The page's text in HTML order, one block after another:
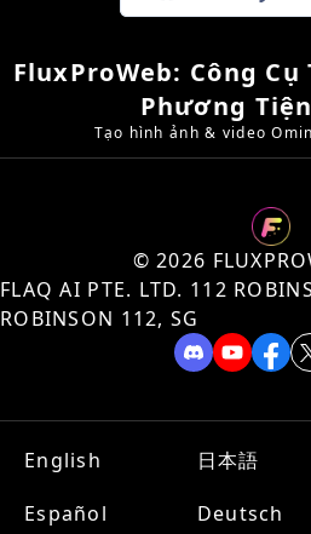
FluxProWeb: Công
Phương
Tạo hình ảnh & video
©️ 2026
FLAQ AI PTE. LTD. 112
ROBINSON 112, SG
English 日本語
Español
Deutsch